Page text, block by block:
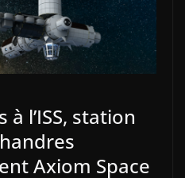
l’ISS, station
Axiom Space